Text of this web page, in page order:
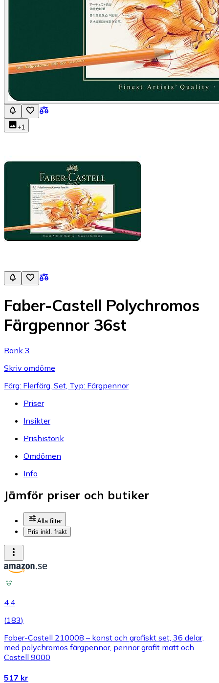
+1
Faber-Castell Polychromos
Färgpennor 36st
Rank 3
Skriv omdöme
Färg: Flerfärg, Set, Typ: Färgpennor
Priser
Insikter
Prishistorik
Omdömen
Info
Jämför priser och butiker
Alla filter
Pris inkl. frakt
4.4
(183)
Faber-Castell 210008 – konst och grafiskt set, 36 delar,
med polychromos färgpennor, pennor grafit matt och
Castell 9000
517 kr